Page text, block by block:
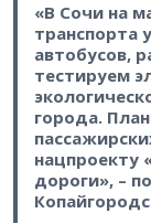
«В Сочи на
транспорта
автобусов,
тестируем
города.
нацпроекту
дороги», –